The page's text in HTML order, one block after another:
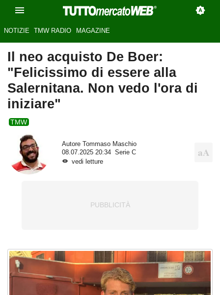
NOTIZIE TMW RADIO MAGAZINE
Il neo acquisto De Boer:
"Felicissimo di essere alla
Salernitana. Non vedo l'ora di
iniziare"
TMW
Autore
Tommaso Maschio
08.07.2025 20:34
Serie C
vedi letture